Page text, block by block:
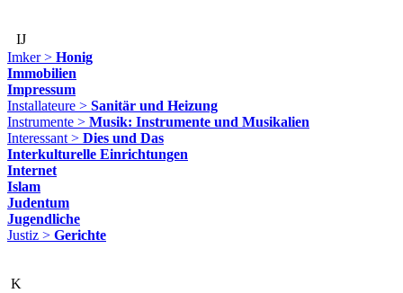
IJ
Imker > Honig
Immobilien
Impressum
Installateure > Sanitär und Heizung
Instrumente > Musik: Instrumente und Musikalien
Interessant > Dies und Das
Interkulturelle Einrichtungen
Internet
Islam
Judentum
Jugendliche
Justiz > Gerichte
K